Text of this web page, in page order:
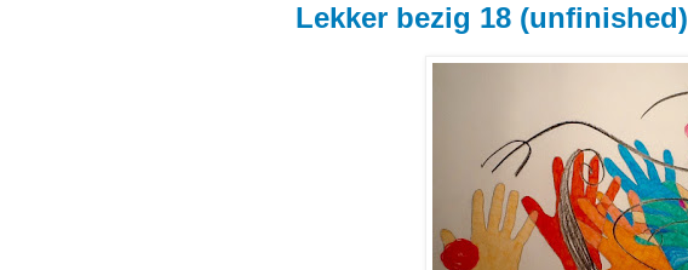
Lekker bezig 18 (unfinished)